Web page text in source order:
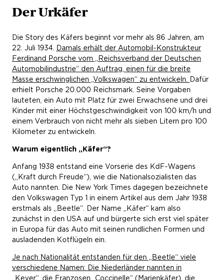
Der Urkäfer
Die Story des Käfers beginnt vor mehr als 86 Jahren, am
22. Juli 1934. Damals erhält der Automobil-Konstrukteur
Ferdinand Porsche vom „Reichsverband der Deutschen
Automobilindustrie“ den Auftrag, einen für die breite
Masse erschwinglichen „Volkswagen“ zu entwickeln. Dafür
erhielt Porsche 20.000 Reichsmark. Seine Vorgaben
lauteten, ein Auto mit Platz für zwei Erwachsene und drei
Kinder mit einer Höchstgeschwindigkeit von 100 km/h und
einem Verbrauch von nicht mehr als sieben Litern pro 100
Kilometer zu entwickeln.
Warum eigentlich „Käfer“?
Anfang 1938 entstand eine Vorserie des KdF-Wagens
(„Kraft durch Freude“), wie die Nationalsozialisten das
Auto nannten. Die New York Times dagegen bezeichnete
den Volkswagen Typ 1 in einem Artikel aus dem Jahr 1938
erstmals als „Beetle“. Der Name „Käfer“ kam also
zunächst in den USA auf und bürgerte sich erst viel später
in Europa für das Auto mit seinen rundlichen Formen und
ausladenden Kotflügeln ein.
Je nach Nationalität entstanden für den „Beetle“ viele
verschiedene Namen: Die Niederländer nannten in
„Kever“, die Franzosen „Coccinelle“ (Marienkäfer), die